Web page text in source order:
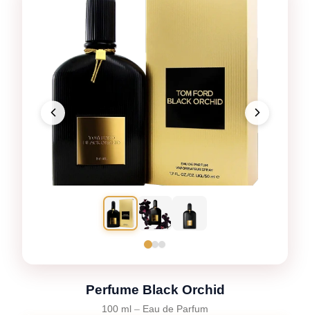
Perfume Black Orchid
100 ml – Eau de Parfum